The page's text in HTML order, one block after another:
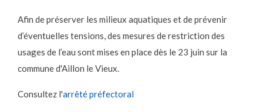
Afin de préserver les milieux aquatiques et de prévenir
d’éventuelles tensions, des mesures de restriction des
usages de l’eau sont mises en place dès le 23 juin sur la
commune d'Aillon le Vieux.
Consultez l'arrêté préfectoral